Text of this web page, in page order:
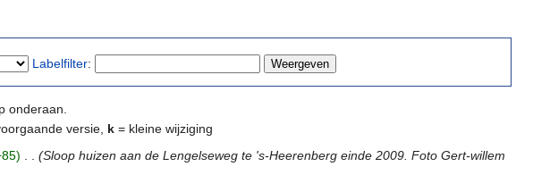
Labelfilter:
onderaan.
versie, k = kleine wijziging
(Sloop huizen aan de Lengelseweg te 's-Heerenberg einde 2009. Foto Gert-willem